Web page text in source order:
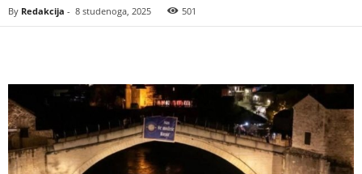
By Redakcija - 8 studenoga, 2025 501